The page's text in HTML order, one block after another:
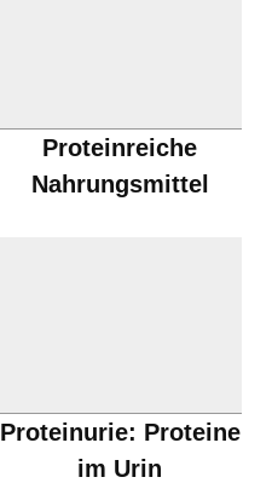
Proteinreiche
Nahrungsmittel
Proteinurie: Proteine
im Urin